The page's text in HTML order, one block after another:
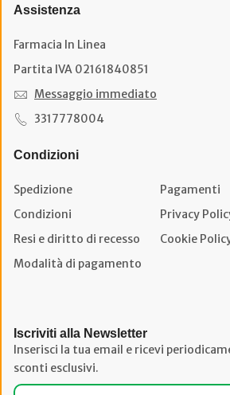
Assistenza
Farmacia In Linea
Partita IVA 02161840851
Messaggio immediato
3317778004
Condizioni
Spedizione
Pagamenti
Condizioni
Privacy
Resi e diritto di recesso
Cookie
Modalità di pagamento
Iscriviti alla Newsletter
Inserisci la tua email e ricevi
sconti esclusivi.